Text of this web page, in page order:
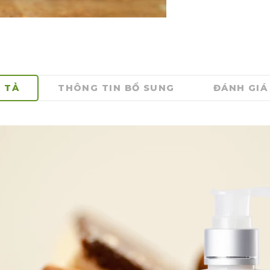
TẢ THÔNG TIN BỔ SUNG ĐÁNH